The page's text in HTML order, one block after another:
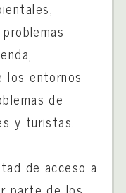
los entornos
de
y turistas.
de acceso a